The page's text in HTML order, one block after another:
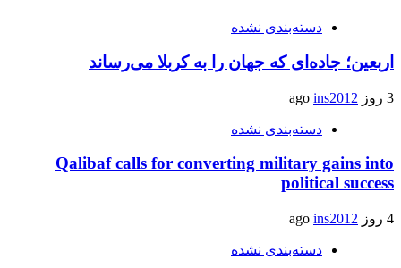
دسته‌بندی نشده
اربعین؛ جاده‌ای که جهان را به کربلا می‌رساند
3 روز ago ins2012
دسته‌بندی نشده
Qalibaf calls for converting military gains into
political success
4 روز ago ins2012
دسته‌بندی نشده